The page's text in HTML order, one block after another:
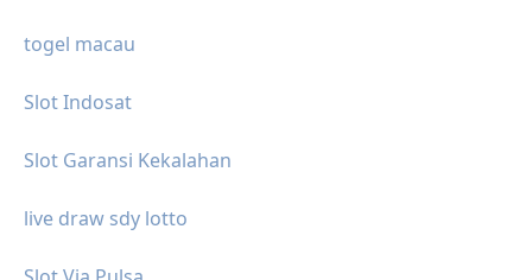
togel macau
Slot Indosat
Slot Garansi Kekalahan
live draw sdy lotto